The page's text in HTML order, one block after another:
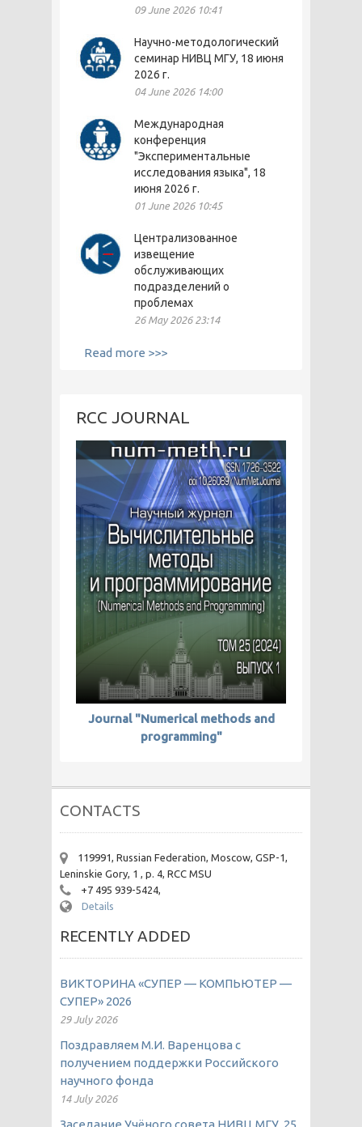
09 June 2026 10:41
Научно-методологический
семинар НИВЦ МГУ, 18 июня
2026 г.
04 June 2026 14:00
Международная
конференция
"Экспериментальные
исследования языка", 18
июня 2026 г.
01 June 2026 10:45
Централизованное
извещение
обслуживающих
подразделений о
проблемах
26 May 2026 23:14
Read more >>>
RCC JOURNAL
Journal "Numerical methods and
programming"
CONTACTS
119991, Russian Federation, Moscow, GSP-1,
Leninskie Gory, 1 , p. 4, RCC MSU
+7 495 939-5424,
Details
RECENTLY ADDED
ВИКТОРИНА «СУПЕР — КОМПЬЮТЕР —
СУПЕР» 2026
29 July 2026
Поздравляем М.И. Варенцова с
получением поддержки Российского
научного фонда
14 July 2026
Заседание Учёного совета НИВЦ МГУ, 25